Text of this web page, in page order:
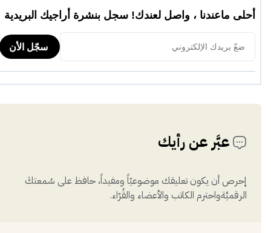
عبَّر عن رأيك
إحرص أن يكون تعليقك موضوعيّاً ومفيداً، حافظ على سُمعتكَ
الرقميَّةواحترم الكاتب والأعضاء والقُرّاء.